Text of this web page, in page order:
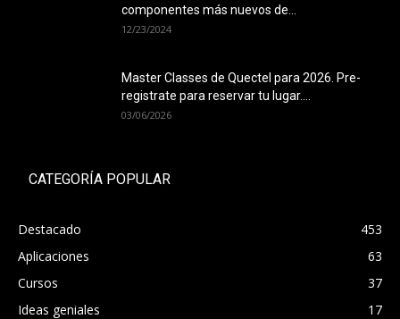
componentes más nuevos de...
12/23/2024
Master Classes de Quectel para 2026. Pre-
registrate para reservar tu lugar....
03/06/2026
CATEGORÍA POPULAR
Destacado
453
Aplicaciones
63
Cursos
37
Ideas geniales
17